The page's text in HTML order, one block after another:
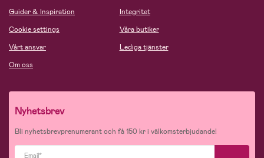
Guider & Inspiration
Cookie settings
Vårt ansvar
Om oss
Integritet
Våra butiker
Lediga tjänster
Nyhetsbrev
Bli nyhetsbrevprenumerant och få 150 kr i välkomsterbjudande!
Email*